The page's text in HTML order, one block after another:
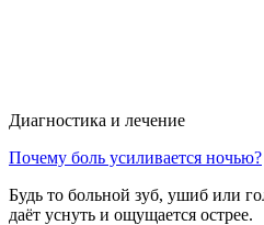
Диагностика и лечение
Почему боль усиливается ночью?
Будь то больной зуб, ушиб или
даёт уснуть и ощущается острее.